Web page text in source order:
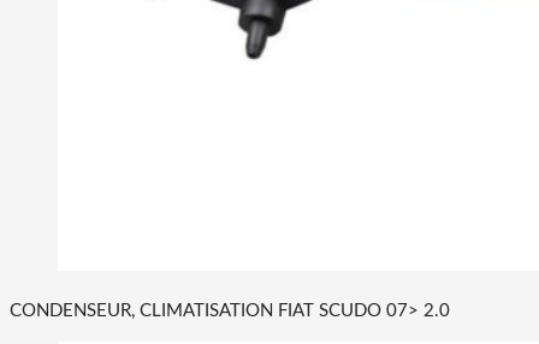
CONDENSEUR, CLIMATISATION FIAT SCUDO 07> 2.0